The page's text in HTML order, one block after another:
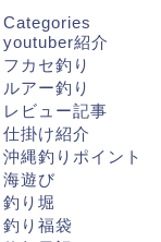
Categories
youtuber紹介
フカセ釣り
ルアー釣り
レビュー記事
仕掛け紹介
沖縄釣りポイント
海遊び
釣り堀
釣り福袋